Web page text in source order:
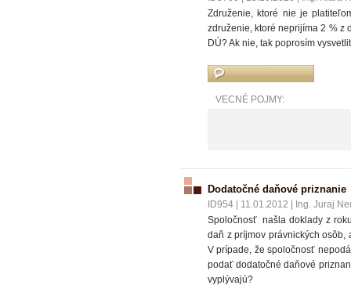
Združenie, ktoré nie je
združenie, ktoré neprijíma 2 % z
DÚ? Ak nie, tak poprosím
VECNÉ POJMY:
Dodatočné daňové priznanie
ID954 11.01.2012
Ing. Juraj
Spoločnosť našla doklady z
daň z príjmov právnických
V prípade, že spoločnosť
podať dodatočné daňové
vyplývajú?